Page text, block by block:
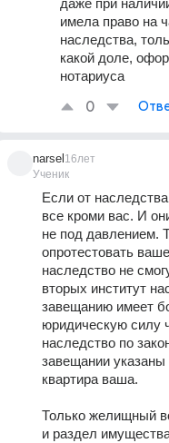
даже при
имела право на
наследства,
какой доле,
нотариуса
0
narsel
Ученик
16лет
Если от
все кроми вас. И
не под давлением.
опротестовать
наследство не
вторых институт
завещанию имеет
юридическую силу
наследство по
завещании
квартира ваша.
Только желищный
и раздел